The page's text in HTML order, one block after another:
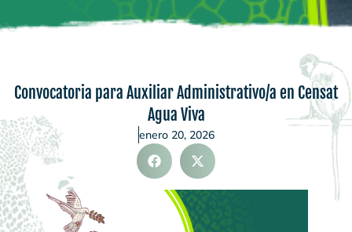
Convocatoria para Auxiliar Administrativo/a en Censat
Agua Viva
enero 20, 2026